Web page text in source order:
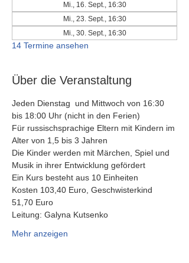
Mi., 16. Sept., 16:30
Mi., 23. Sept., 16:30
Mi., 30. Sept., 16:30
14 Termine ansehen
Über die Veranstaltung
Jeden Dienstag  und Mittwoch von 16:30
bis 18:00 Uhr (nicht in den Ferien)
Für russischsprachige Eltern mit Kindern im
Alter von 1,5 bis 3 Jahren
Die Kinder werden mit Märchen, Spiel und
Musik in ihrer Entwicklung gefördert
Ein Kurs besteht aus 10 Einheiten
Kosten 103,40 Euro, Geschwisterkind
51,70 Euro
Leitung: Galyna Kutsenko
Mehr anzeigen